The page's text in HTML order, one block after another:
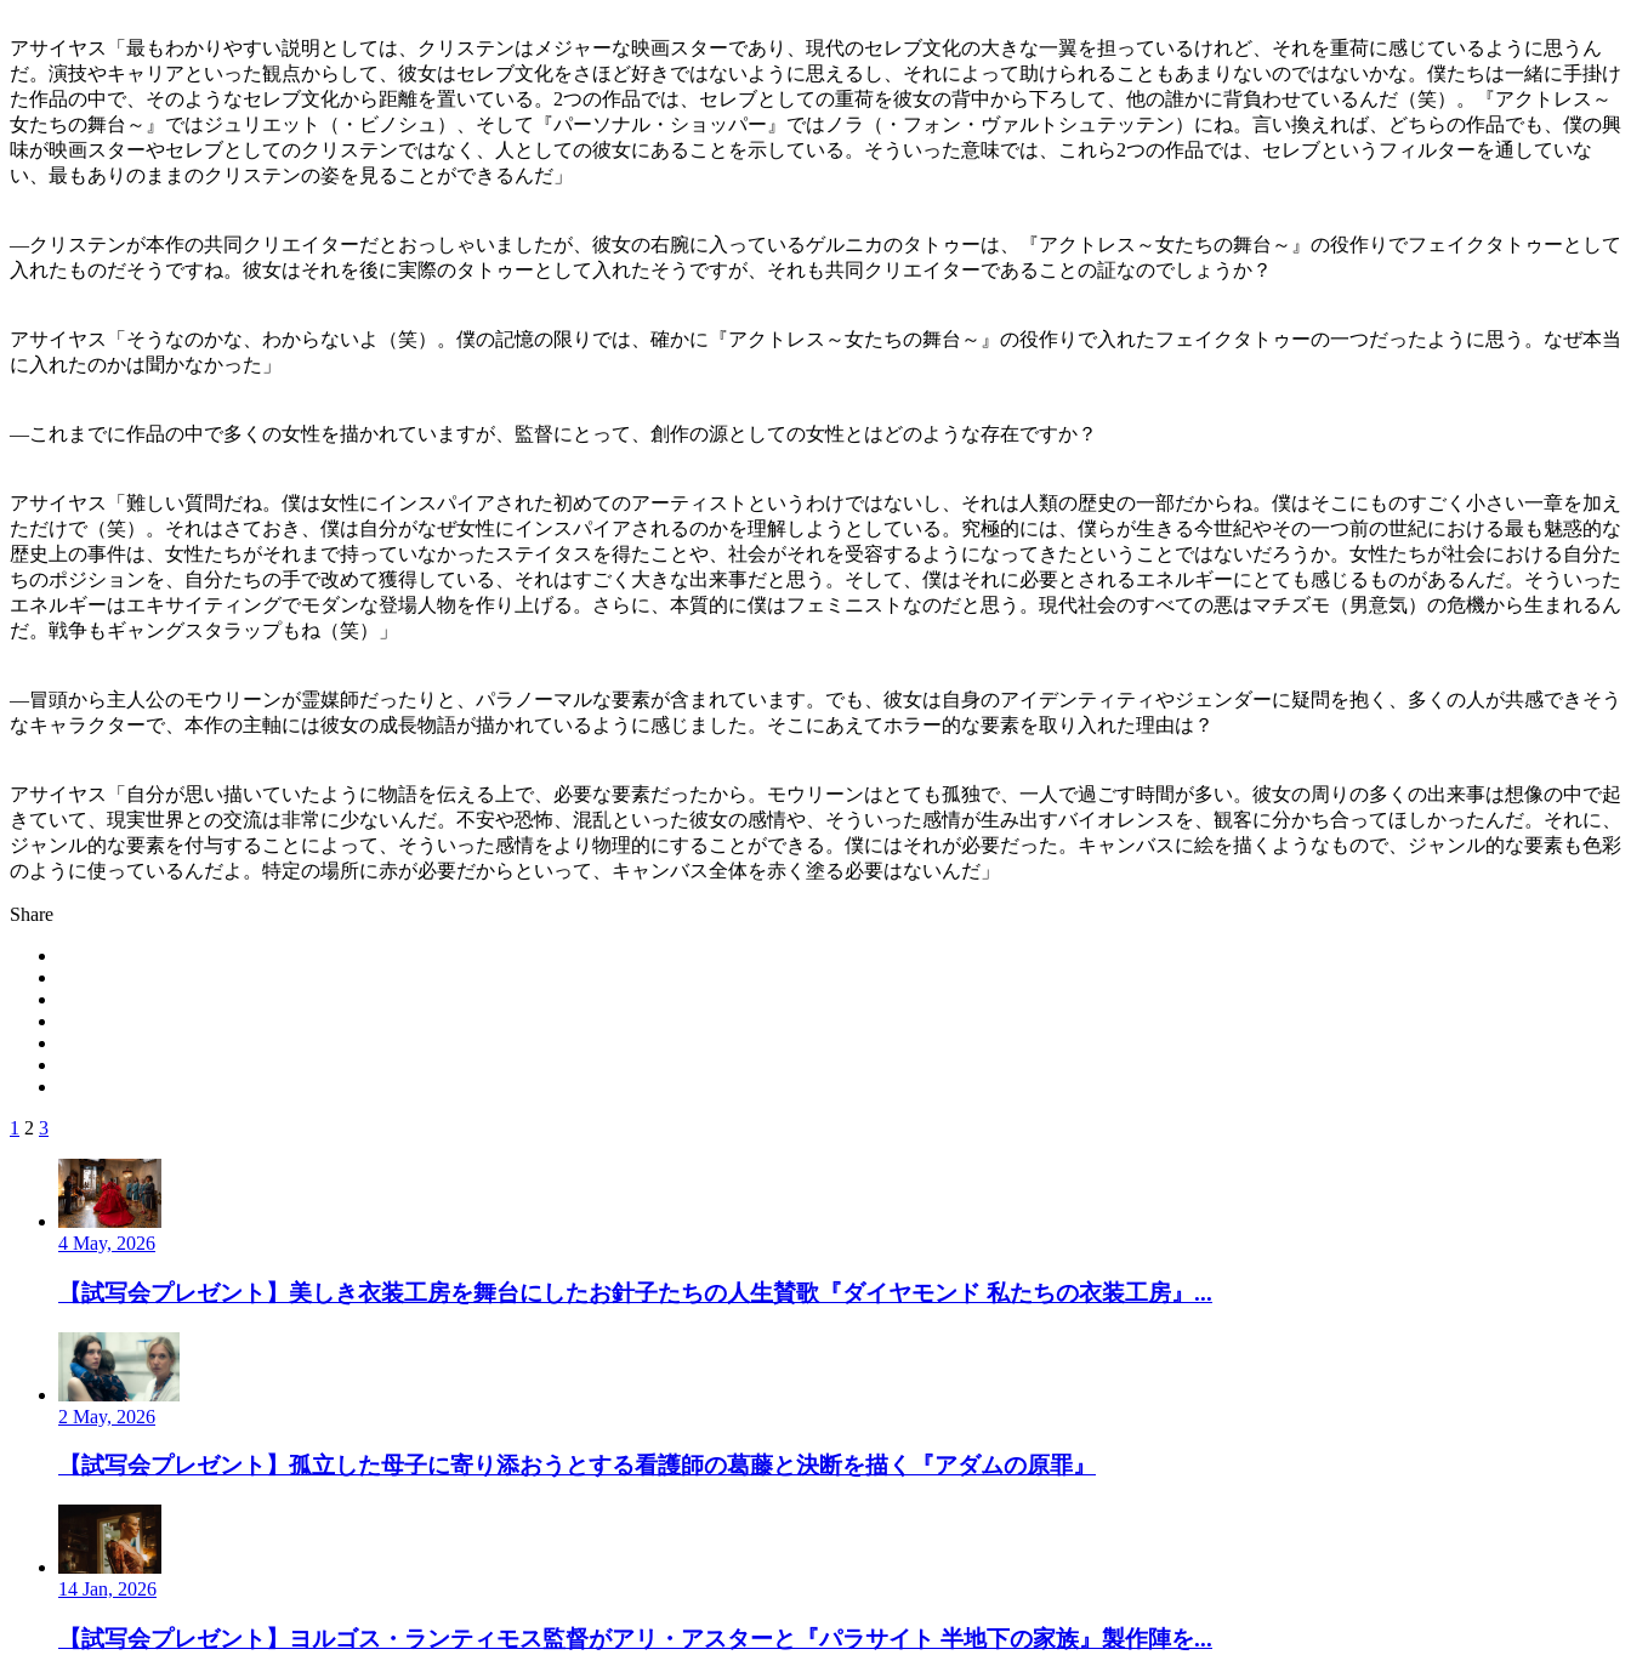
アサイヤス「最もわかりやすい説明としては、クリステンはメジャーな映画スターであり、現代のセレブ文化の大きな一翼を担っているけれど、それを重荷に感じているように思うん
だ。演技やキャリアといった観点からして、彼女はセレブ文化をさほど好きではないように思えるし、それによって助けられることもあまりないのではないかな。僕たちは一緒に手掛け
た作品の中で、そのようなセレブ文化から距離を置いている。2つの作品では、セレブとしての重荷を彼女の背中から下ろして、他の誰かに背負わせているんだ（笑）。『アクトレス～
女たちの舞台～』ではジュリエット（・ビノシュ）、そして『パーソナル・ショッパー』ではノラ（・フォン・ヴァルトシュテッテン）にね。言い換えれば、どちらの作品でも、僕の興
味が映画スターやセレブとしてのクリステンではなく、人としての彼女にあることを示している。そういった意味では、これら2つの作品では、セレブというフィルターを通していな
い、最もありのままのクリステンの姿を見ることができるんだ」
—クリステンが本作の共同クリエイターだとおっしゃいましたが、彼女の右腕に入っているゲルニカのタトゥーは、『アクトレス～女たちの舞台～』の役作りでフェイクタトゥーとして
入れたものだそうですね。彼女はそれを後に実際のタトゥーとして入れたそうですが、それも共同クリエイターであることの証なのでしょうか？
アサイヤス「そうなのかな、わからないよ（笑）。僕の記憶の限りでは、確かに『アクトレス～女たちの舞台～』の役作りで入れたフェイクタトゥーの一つだったように思う。なぜ本当
に入れたのかは聞かなかった」
—これまでに作品の中で多くの女性を描かれていますが、監督にとって、創作の源としての女性とはどのような存在ですか？
アサイヤス「難しい質問だね。僕は女性にインスパイアされた初めてのアーティストというわけではないし、それは人類の歴史の一部だからね。僕はそこにものすごく小さい一章を加え
ただけで（笑）。それはさておき、僕は自分がなぜ女性にインスパイアされるのかを理解しようとしている。究極的には、僕らが生きる今世紀やその一つ前の世紀における最も魅惑的な
歴史上の事件は、女性たちがそれまで持っていなかったステイタスを得たことや、社会がそれを受容するようになってきたということではないだろうか。女性たちが社会における自分た
ちのポジションを、自分たちの手で改めて獲得している、それはすごく大きな出来事だと思う。そして、僕はそれに必要とされるエネルギーにとても感じるものがあるんだ。そういった
エネルギーはエキサイティングでモダンな登場人物を作り上げる。さらに、本質的に僕はフェミニストなのだと思う。現代社会のすべての悪はマチズモ（男意気）の危機から生まれるん
だ。戦争もギャングスタラップもね（笑）」
—冒頭から主人公のモウリーンが霊媒師だったりと、パラノーマルな要素が含まれています。でも、彼女は自身のアイデンティティやジェンダーに疑問を抱く、多くの人が共感できそう
なキャラクターで、本作の主軸には彼女の成長物語が描かれているように感じました。そこにあえてホラー的な要素を取り入れた理由は？
アサイヤス「自分が思い描いていたように物語を伝える上で、必要な要素だったから。モウリーンはとても孤独で、一人で過ごす時間が多い。彼女の周りの多くの出来事は想像の中で起
きていて、現実世界との交流は非常に少ないんだ。不安や恐怖、混乱といった彼女の感情や、そういった感情が生み出すバイオレンスを、観客に分かち合ってほしかったんだ。それに、
ジャンル的な要素を付与することによって、そういった感情をより物理的にすることができる。僕にはそれが必要だった。キャンバスに絵を描くようなもので、ジャンル的な要素も色彩
のように使っているんだよ。特定の場所に赤が必要だからといって、キャンバス全体を赤く塗る必要はないんだ」
Share
1 2 3
4 May, 2026
【試写会プレゼント】美しき衣装工房を舞台にしたお針子たちの人生賛歌『ダイヤモンド 私たちの衣装工房』...
2 May, 2026
【試写会プレゼント】孤立した母子に寄り添おうとする看護師の葛藤と決断を描く『アダムの原罪』
14 Jan, 2026
【試写会プレゼント】ヨルゴス・ランティモス監督がアリ・アスターと『パラサイト 半地下の家族』製作陣を...